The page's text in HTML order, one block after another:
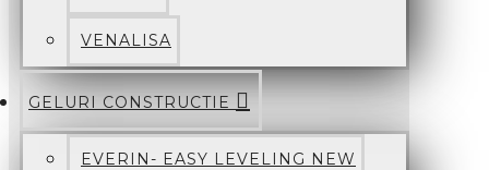
VENALISA
GELURI CONSTRUCTIE
EVERIN- EASY LEVELING NEW